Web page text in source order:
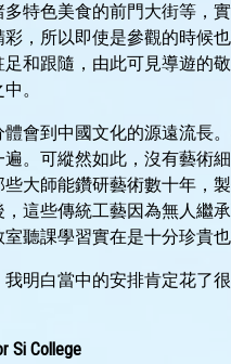
特色美食的前門大街等，
，所以即使是參觀的時候
和跟隨，由此可見導遊的
。
會到中國文化的源遠流長
。可縱然如此，沒有藝術
大師能鑽研藝術數十年，
這些傳統工藝因為無人繼
聽課學習實在是十分珍貴
明白當中的安排肯定花了
Si College